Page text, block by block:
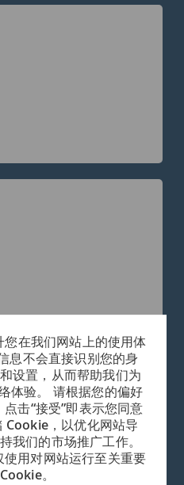
在我们网站上的使用体
息不会直接识别您的身
设置，从而帮助我们为
体验。 请根据您的偏好
击“接受”即表示您同意
Cookie，以优化网站导
我们的市场推广工作。
使用对网站运行至关重要
。
游轮上享受折扣